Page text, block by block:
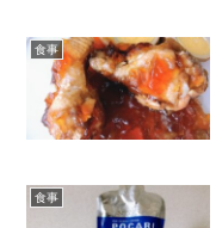
食事
食事